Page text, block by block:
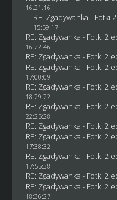
16:21:16
RE: Zgadywanka - Fotki
15:59:17
RE: Zgadywanka - Fotki 2
16:22:46
RE: Zgadywanka - Fotki 2
RE: Zgadywanka - Fotki 2
17:00:09
RE: Zgadywanka - Fotki 2
18:29:22
RE: Zgadywanka - Fotki 2
22:25:28
RE: Zgadywanka - Fotki 2
RE: Zgadywanka - Fotki 2
17:38:32
RE: Zgadywanka - Fotki 2
17:55:38
RE: Zgadywanka - Fotki 2
RE: Zgadywanka - Fotki 2
18:36:27